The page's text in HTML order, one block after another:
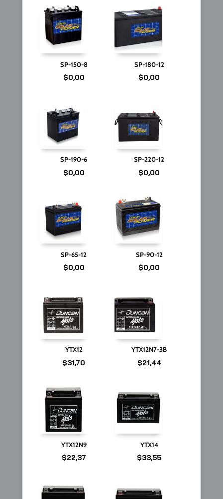
SP-150-8
$0,00
SP-180-12
$0,00
SP-190-6
$0,00
SP-220-12
$0,00
SP-65-12
$0,00
SP-90-12
$0,00
YTX12
$31,70
YTX12N7-3B
$21,44
YTX12N9
$22,37
YTX14
$33,55